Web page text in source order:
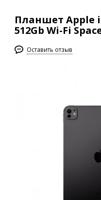
Планшет Apple
512Gb Wi-Fi
Оставить отзыв